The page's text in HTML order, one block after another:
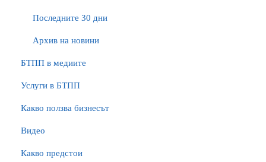
Последните 30 дни
Архив на новини
БTПП в медиите
Услуги в БТПП
Какво ползва бизнесът
Видео
Какво предстои